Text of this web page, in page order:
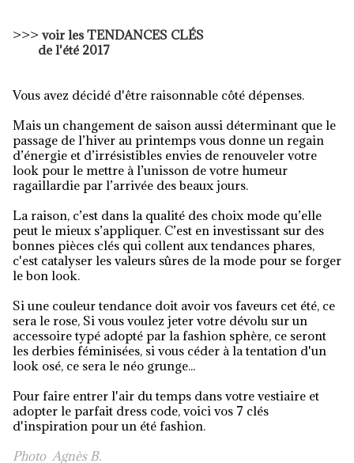
>>> voir les TENDANCES CLÉS
de l'été 2017
Vous avez décidé d'être raisonnable côté dépenses.
Mais un changement de saison aussi déterminant que le
passage de l’hiver au printemps vous donne un regain
d’énergie et d’irrésistibles envies de renouveler votre
look pour le mettre à l’unisson de votre humeur
ragaillardie par l’arrivée des beaux jours.
La raison, c’est dans la qualité des choix mode qu’elle
peut le mieux s’appliquer. C’est en investissant sur des
bonnes pièces clés qui collent aux tendances phares,
c'est catalyser les valeurs sûres de la mode pour se forger
le bon look.
Si une couleur tendance doit avoir vos faveurs cet été, ce
sera le rose, Si vous voulez jeter votre dévolu sur un
accessoire typé adopté par la fashion sphère, ce seront
les derbies féminisées, si vous céder à la tentation d'un
look osé, ce sera le néo grunge...
Pour faire entrer l'air du temps dans votre vestiaire et
adopter le parfait dress code, voici vos 7 clés
d'inspiration pour un été fashion.
Photo Agnès B.